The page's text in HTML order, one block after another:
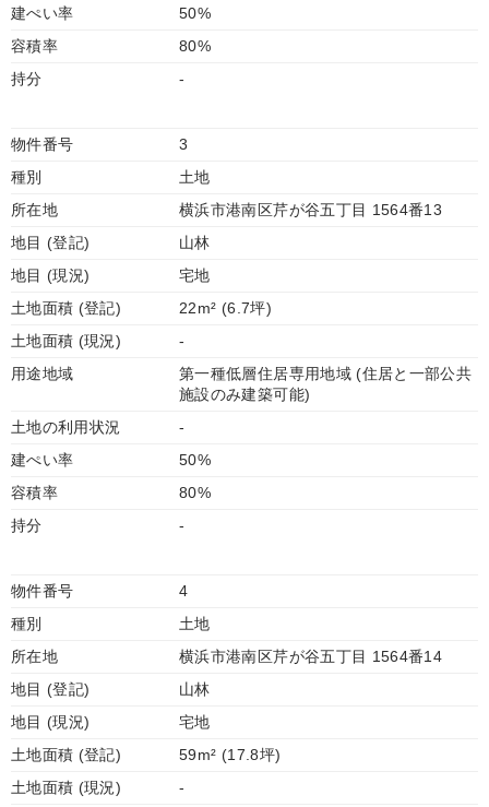
建ぺい率
50%
容積率
80%
持分
-
物件番号
3
種別
土地
所在地
横浜市港南区芹が谷五丁目 1564番13
地目 (登記)
山林
地目 (現況)
宅地
土地面積 (登記)
22m² (6.7坪)
土地面積 (現況)
-
用途地域
第一種低層住居専用地域 (住居と一部公共
施設のみ建築可能)
土地の利用状況
-
建ぺい率
50%
容積率
80%
持分
-
物件番号
4
種別
土地
所在地
横浜市港南区芹が谷五丁目 1564番14
地目 (登記)
山林
地目 (現況)
宅地
土地面積 (登記)
59m² (17.8坪)
土地面積 (現況)
-